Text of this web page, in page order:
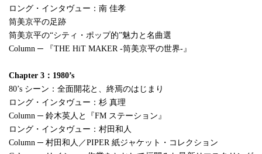
ロング・インタヴュー：南 佳孝
筒美京平の足跡
筒美京平の“シティ・ポップ的”魅力と名曲選
Column ─ 『THE HiT MAKER -筒美京平の世界-』
Chapter 3：1980’s
80’s シーン：全面開花と、終焉のはじまり
ロング・インタヴュー：杉 真理
Column ─ 鈴木英人と『FM ステーション』
ロング・インタヴュー：村田和人
Column ─ 村田和人／PIPER 紙ジャケット・コレクション